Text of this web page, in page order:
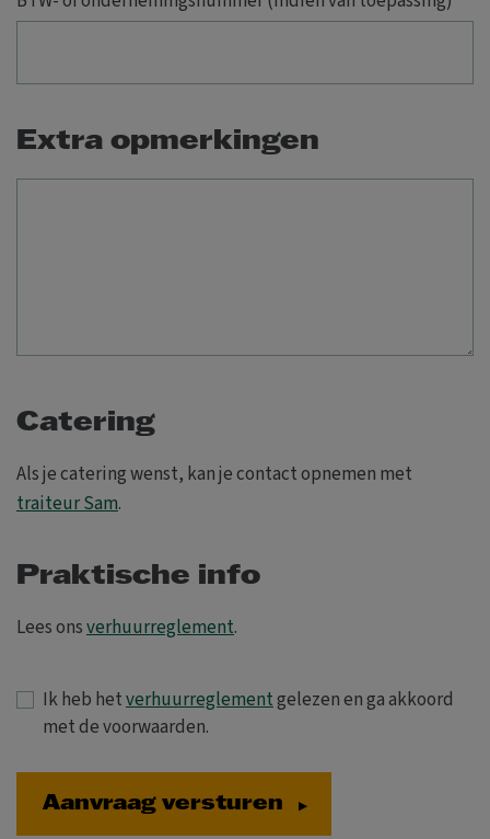
Extra opmerkingen
Catering
Als je catering wenst, kan je contact opnemen met
traiteur Sam.
Praktische info
Lees onsverhuurreglement.
Ik heb hetverhuurreglementgelezen en ga akkoord
met de voorwaarden.
Aanvraag versturen